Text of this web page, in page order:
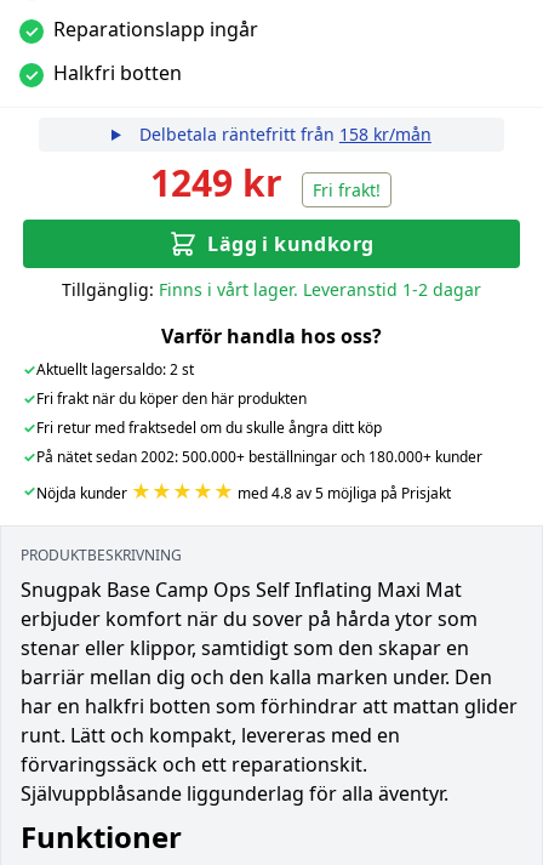
✓ Reparationslapp ingår
✓ Halkfri botten
Delbetala räntefritt från 158 kr/mån
1249 kr Fri frakt!
Lägg i kundkorg
Tillgänglig: Finns i vårt lager. Leveranstid 1-2 dagar
Varför handla hos oss?
✓Aktuellt lagersaldo: 2 st
✓Fri frakt när du köper den här produkten
✓Fri retur med fraktsedel om du skulle ångra ditt köp
✓På nätet sedan 2002: 500.000+ beställningar och 180.000+ kunder
✓Nöjda kunder ★★★★★ med 4.8 av 5 möjliga på Prisjakt
PRODUKTBESKRIVNING
Snugpak Base Camp Ops Self Inflating Maxi Mat
erbjuder komfort när du sover på hårda ytor som
stenar eller klippor, samtidigt som den skapar en
barriär mellan dig och den kalla marken under. Den
har en halkfri botten som förhindrar att mattan glider
runt. Lätt och kompakt, levereras med en
förvaringssäck och ett reparationskit.
Självuppblåsande liggunderlag för alla äventyr.
Funktioner